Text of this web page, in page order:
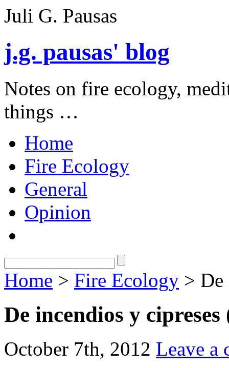
Juli G. Pausas
j.g. pausas' blog
Notes on fire ecology,
things …
Home
Fire Ecology
General
Opinion
Home > Fire Ecology > De
De incendios y cipreses
October 7th, 2012 Leave a